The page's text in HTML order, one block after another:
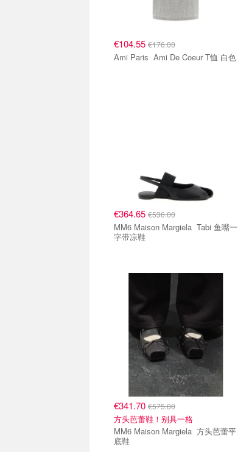
€104.55 €176.00
Ami Paris Ami De Coeur T恤 白色
€364.65 €536.00
MM6 Maison Margiela Tabi 鱼嘴一
字带凉鞋
€341.70 €575.00
方头芭蕾鞋！别具一格
MM6 Maison Margiela 方头芭蕾平
底鞋